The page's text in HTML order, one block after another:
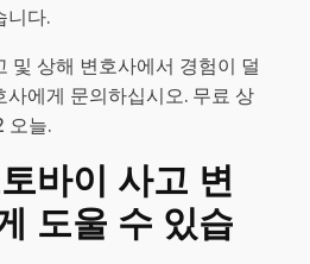
니다.
및 상해 변호사에서 경험이 덜
에게 문의하십시오. 무료 상
오늘.
바이 사고 변
도울 수 있습